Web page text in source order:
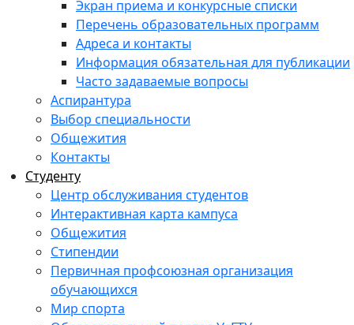
Экран приема и конкурсные списки
Перечень образовательных программ
Адреса и контакты
Информация обязательная для публикации
Часто задаваемые вопросы
Аспирантура
Выбор специальности
Общежития
Контакты
Студенту
Центр обслуживания студентов
Интерактивная карта кампуса
Общежития
Стипендии
Первичная профсоюзная организация
обучающихся
Мир спорта